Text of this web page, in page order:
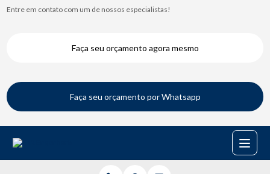
Entre em contato com um de nossos especialistas!
Faça seu orçamento agora mesmo
Faça seu orçamento por Whatsapp